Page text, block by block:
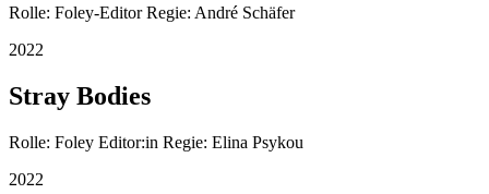
Rolle: Foley-Editor Regie: André Schäfer
2022
Stray Bodies
Rolle: Foley Editor:in Regie: Elina Psykou
2022